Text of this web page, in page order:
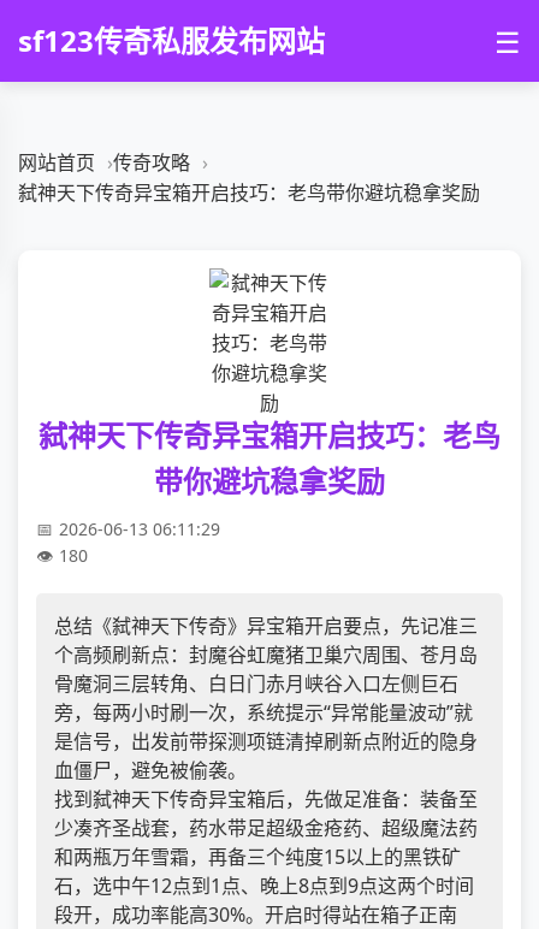
sf123传奇私服发布网站 ☰
网站首页
传奇攻略
弑神天下传奇异宝箱开启技巧：老鸟带你避坑稳拿奖励
弑神天下传奇异宝箱开启技巧：老鸟
带你避坑稳拿奖励
2026-06-13 06:11:29
180
总结《弑神天下传奇》异宝箱开启要点，先记准三
个高频刷新点：封魔谷虹魔猪卫巢穴周围、苍月岛
骨魔洞三层转角、白日门赤月峡谷入口左侧巨石
旁，每两小时刷一次，系统提示“异常能量波动”就
是信号，出发前带探测项链清掉刷新点附近的隐身
血僵尸，避免被偷袭。
找到弑神天下传奇异宝箱后，先做足准备：装备至
少凑齐圣战套，药水带足超级金疮药、超级魔法药
和两瓶万年雪霜，再备三个纯度15以上的黑铁矿
石，选中午12点到1点、晚上8点到9点这两个时间
段开，成功率能高30%。开启时得站在箱子正南